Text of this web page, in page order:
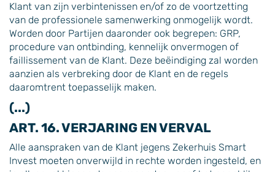
Klant van zijn verbintenissen en/of zo de voortzetting
van de professionele samenwerking onmogelijk wordt.
Worden door Partijen daaronder ook begrepen: GRP,
procedure van ontbinding, kennelijk onvermogen of
faillissement van de Klant. Deze beëindiging zal worden
aanzien als verbreking door de Klant en de regels
daaromtrent toepasselijk maken.
(...)
ART. 16. VERJARING EN VERVAL
Alle aanspraken van de Klant jegens Zekerhuis Smart
Invest moeten onverwijld in rechte worden ingesteld, en